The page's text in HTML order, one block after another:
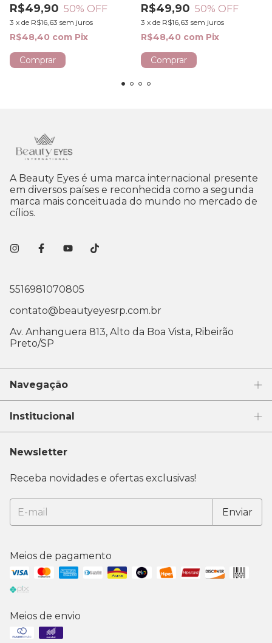
R$49,90 50% OFF
3 x de R$16,63 sem juros
R$48,40 com Pix
R$49,90 50% OFF
3 x de R$16,63 sem juros
R$48,40 com Pix
A Beauty Eyes é uma marca internacional presente
em diversos países e reconhecida como a segunda
marca mais conceituada do mundo no mercado de
cílios.
5516981070805
contato@beautyeyesrp.com.br
Av. Anhanguera 813, Alto da Boa Vista, Ribeirão
Preto/SP
Navegação
Institucional
Newsletter
Receba novidades e ofertas exclusivas!
Meios de pagamento
Meios de envio